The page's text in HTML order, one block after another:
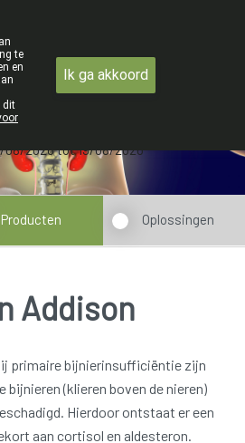
32 36
08/2026 tot 19/08/2026
Producten Oplossingen
Addison
primaire bijnierinsufficiëntie zijn
bijnieren (klieren boven de nieren)
Hierdoor ontstaat er een
aan cortisol en aldesteron.
te
en
dit
Ik ga akkoord